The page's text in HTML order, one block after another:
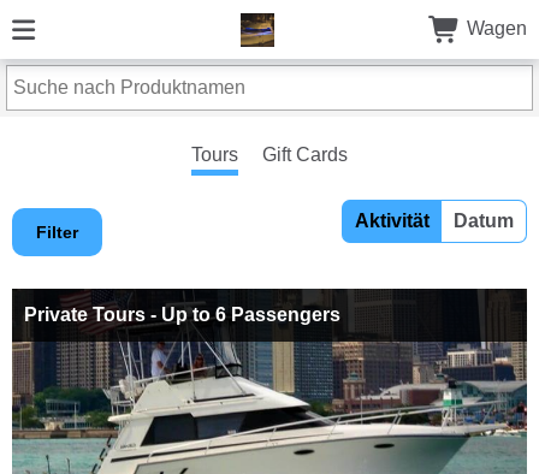
Wagen
Tours Gift Cards
Filter
Aktivität Datum
Private Tours - Up to 6 Passengers